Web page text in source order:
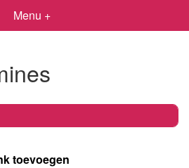
Menu +
toevoegen